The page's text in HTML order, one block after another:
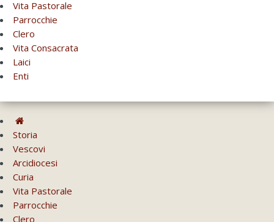
Vita Pastorale
Parrocchie
Clero
Vita Consacrata
Laici
Enti
Storia
Vescovi
Arcidiocesi
Curia
Vita Pastorale
Parrocchie
Clero